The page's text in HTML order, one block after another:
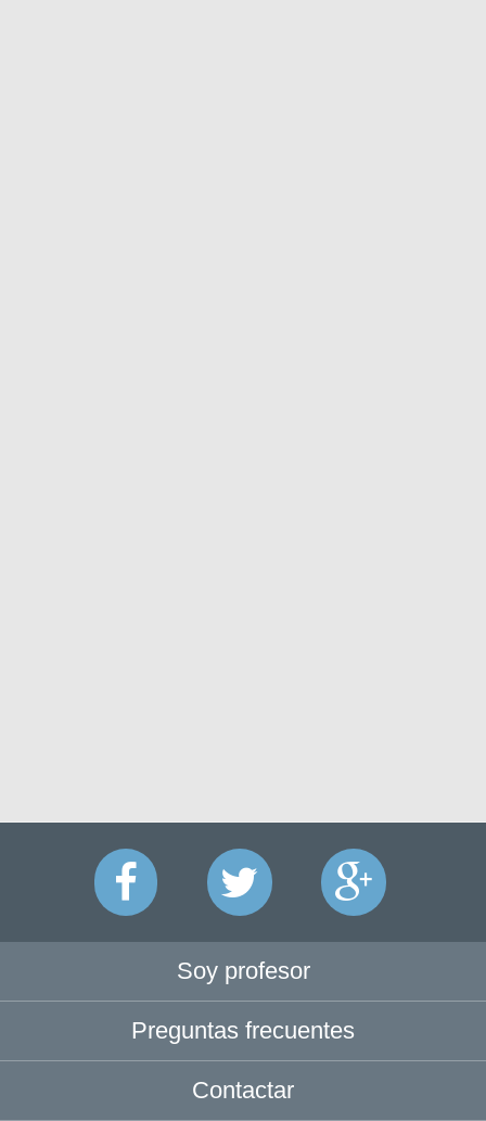
Soy profesor
Preguntas frecuentes
Contactar